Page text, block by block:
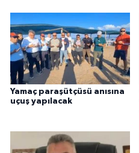
Yamaç paraşütçüsü anısına
uçuş yapılacak